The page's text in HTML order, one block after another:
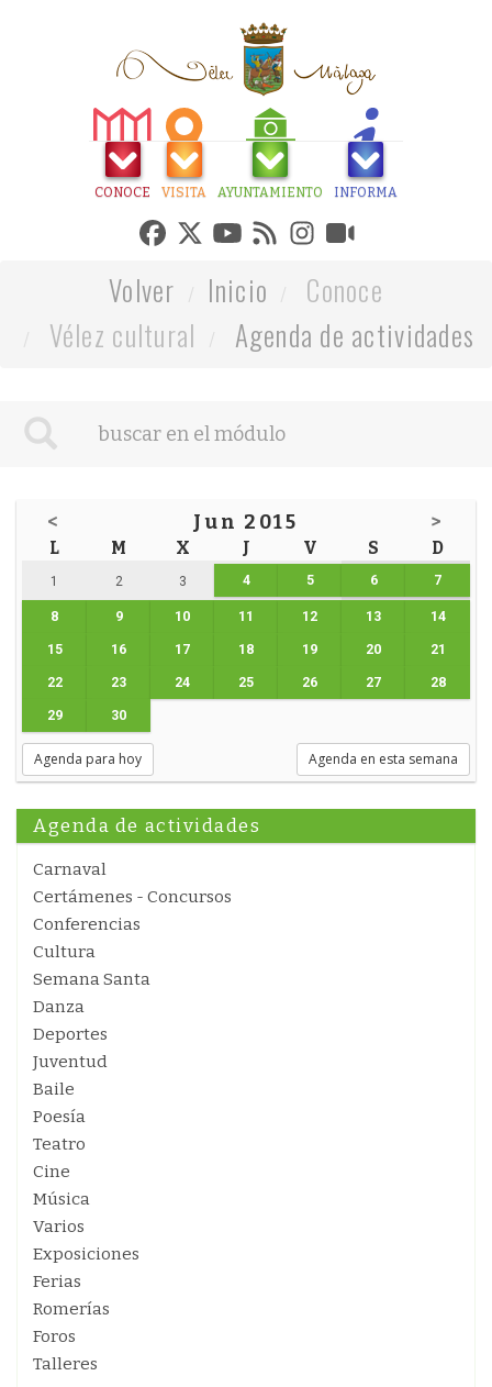
CONOCE VISITA AYUNTAMIENTO INFORMA
Volver Inicio
Conoce
Vélez cultural
Agenda de actividades
< Jun 2015 >
L M X J V S D
1 2 3 4 5 6 7
8 9 10 11 12 13 14
15 16 17 18 19 20 21
22 23 24 25 26 27 28
29 30
Agenda para hoy Agenda en esta semana
Agenda de actividades
Carnaval
Certámenes - Concursos
Conferencias
Cultura
Semana Santa
Danza
Deportes
Juventud
Baile
Poesía
Teatro
Cine
Música
Varios
Exposiciones
Ferias
Romerías
Foros
Talleres